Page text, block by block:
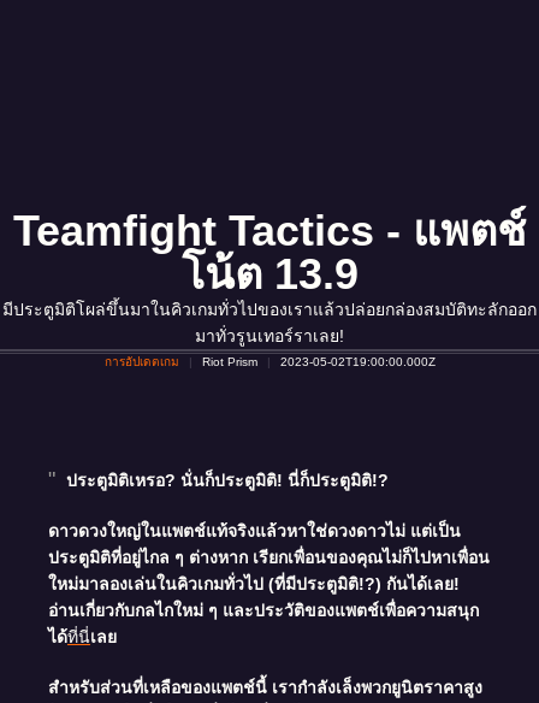
Teamfight Tactics - แพตช์
โน้ต 13.9
มีประตูมิติโผล่ขึ้นมาในคิวเกมทั่วไปของเราแล้วปล่อยกล่องสมบัติทะลักออก
มาทั่วรูนเทอร์ราเลย!
การอัปเดตเกม Riot Prism 2023-05-02T19:00:00.000Z
ประตูมิติเหรอ? นั่นก็ประตูมิติ! นี่ก็ประตูมิติ!?
ดาวดวงใหญ่ในแพตช์แท้จริงแล้วหาใช่ดวงดาวไม่ แต่เป็น
ประตูมิติที่อยู่ไกล ๆ ต่างหาก เรียกเพื่อนของคุณไม่ก็ไปหาเพื่อน
ใหม่มาลองเล่นในคิวเกมทั่วไป (ที่มีประตูมิติ!?) กันได้เลย!
อ่านเกี่ยวกับกลไกใหม่ ๆ และประวัติของแพตช์เพื่อความสนุก
ได้ที่นี่เลย
สำหรับส่วนที่เหลือของแพตช์นี้ เรากำลังเล็งพวกยูนิตราคาสูง